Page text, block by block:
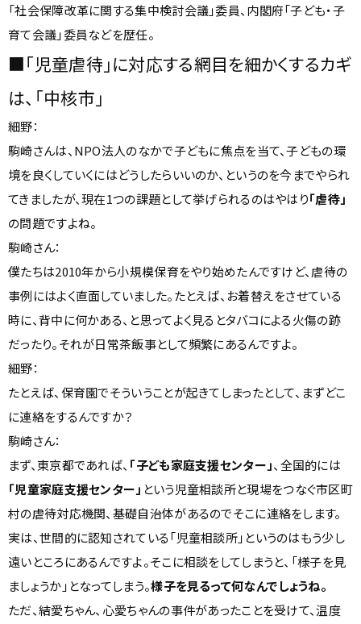
「社会保障改革に関する集中検討会議」委員、内閣府「子ども・子
育て会議」委員などを歴任。
■「児童虐待」に対応する網目を細かくするカギ
は、「中核市」
細野：
駒崎さんは、NPO法人のなかで子どもに焦点を当て、子どもの環
境を良くしていくにはどうしたらいいのか、というのを今までやられ
てきましたが、現在1つの課題として挙げられるのはやはり「虐待」
の問題ですよね。
駒崎さん：
僕たちは2010年から小規模保育をやり始めたんですけど、虐待の
事例にはよく直面していました。たとえば、お着替えをさせている
時に、背中に何かある、と思ってよく見るとタバコによる火傷の跡
だったり。それが日常茶飯事として頻繁にあるんですよ。
細野：
たとえば、保育園でそういうことが起きてしまったとして、まずどこ
に連絡をするんですか？
駒崎さん：
まず、東京都であれば、 「子ども家庭支援センター」、全国的には
「児童家庭支援センター」 という児童相談所と現場をつなぐ市区町
村の虐待対応機関、基礎自治体があるのでそこに連絡をします。
実は、世間的に認知されている「児童相談所」というのはもう少し
遠いところにあるんですよ。そこに相談をしてしまうと、「様子を見
ましょうか」となってしまう。様子を見るって何なんでしょうね。
ただ、結愛ちゃん、心愛ちゃんの事件があったことを受けて、温度